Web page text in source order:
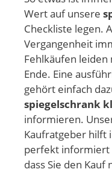
Wert auf unsere
Checkliste legen.
Vergangenheit
Fehlkäufen leiden
Ende. Eine
gehört einfach
spiegelschrank
informieren.
Kaufratgeber hilft
perfekt informiert
dass Sie den